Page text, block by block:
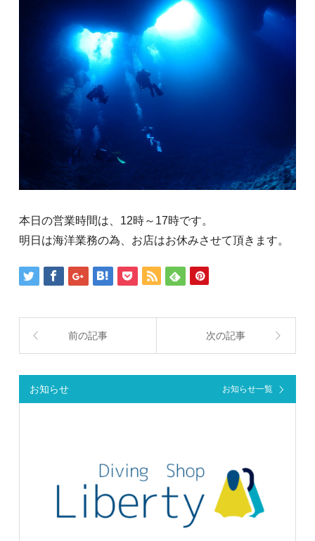
本日の営業時間は、12時～17時です。
明日は海洋業務の為、お店はお休みさせて頂きます。
前の記事 次の記事
お知らせ お知らせ一覧